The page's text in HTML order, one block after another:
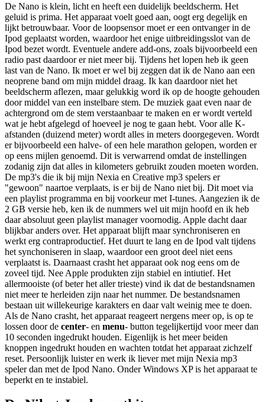
De Nano is klein, licht en heeft een duidelijk beeldscherm. Het
geluid is prima. Het apparaat voelt goed aan, oogt erg degelijk en
lijkt betrouwbaar. Voor de loopsensor moet er een ontvanger in de
Ipod geplaatst worden, waardoor het enige uitbreidingsslot van de
Ipod bezet wordt. Eventuele andere add-ons, zoals bijvoorbeeld een
radio past daardoor er niet meer bij. Tijdens het lopen heb ik geen
last van de Nano. Ik moet er wel bij zeggen dat ik de Nano aan een
neoprene band om mijn middel draag. Ik kan daardoor niet het
beeldscherm aflezen, maar gelukkig word ik op de hoogte gehouden
door middel van een instelbare stem. De muziek gaat even naar de
achtergrond om de stem verstaanbaar te maken en er wordt verteld
wat je hebt afgelegd of hoeveel je nog te gaan hebt. Voor alle K-
afstanden (duizend meter) wordt alles in meters doorgegeven. Wordt
er bijvoorbeeld een halve- of een hele marathon gelopen, worden er
op eens mijlen genoemd. Dit is verwarrend omdat de instellingen
zodanig zijn dat alles in kilometers gebruikt zouden moeten worden.
De mp3's die ik bij mijn Nexia en Creative mp3 spelers er
"gewoon" naartoe verplaats, is er bij de Nano niet bij. Dit moet via
een playlist programma en bij voorkeur met I-tunes. Aangezien ik de
2 GB versie heb, ken ik de nummers wel uit mijn hoofd en ik heb
daar absoluut geen playlist manager voornodig. Apple dacht daar
blijkbar anders over. Het apparaat blijft maar synchroniseren en
werkt erg contraproductief. Het duurt te lang en de Ipod valt tijdens
het synchoniseren in slaap, waardoor een groot deel niet eens
verplaatst is. Daarnaast crasht het apparaat ook nog eens om de
zoveel tijd. Nee Apple produkten zijn stabiel en intiutief. Het
allermooiste (of beter het aller trieste) vind ik dat de bestandsnamen
niet meer te herleiden zijn naar het nummer. De bestandsnamen
bestaan uit willekeurige karakters en daar valt weinig mee te doen.
Als de Nano crasht, het apparaat reageert nergens meer op, is op te
lossen door de center- en menu- button tegelijkertijd voor meer dan
10 seconden ingedrukt houden. Eigenlijk is het meer beiden
knoppen ingedrukt houden en wachten totdat het apparaat zichzelf
reset. Persoonlijk luister en werk ik liever met mijn Nexia mp3
speler dan met de Ipod Nano. Onder Windows XP is het apparaat te
beperkt en te instabiel.